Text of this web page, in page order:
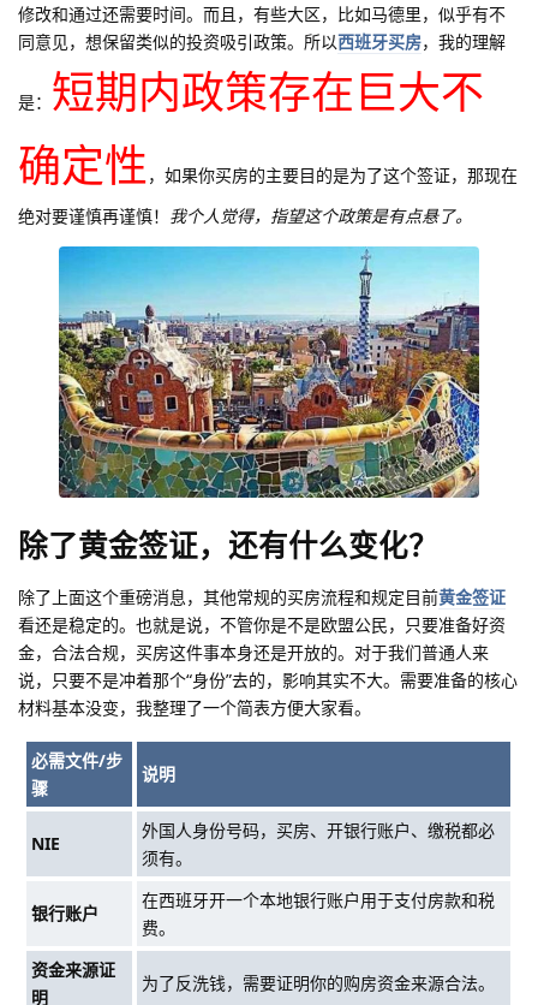
修改和通过还需要时间。而且，有些大区，比如马德里，似乎有不
同意见，想保留类似的投资吸引政策。所以西班牙买房，我的理解
是： 短期内政策存在巨大不
确定性，如果你买房的主要目的是为了这个签证，那现在
绝对要谨慎再谨慎！ 我个人觉得，指望这个政策是有点悬了。
除了黄金签证，还有什么变化？
除了上面这个重磅消息，其他常规的买房流程和规定目前黄金签证
看还是稳定的。也就是说，不管你是不是欧盟公民，只要准备好资
金，合法合规，买房这件事本身还是开放的。对于我们普通人来
说，只要不是冲着那个“身份”去的，影响其实不大。需要准备的核心
材料基本没变，我整理了一个简表方便大家看。
必需文件/步
骤
说明
NIE
外国人身份号码，买房、开银行账户、缴税都必
须有。
银行账户
在西班牙开一个本地银行账户用于支付房款和税
费。
资金来源证
明
为了反洗钱，需要证明你的购房资金来源合法。